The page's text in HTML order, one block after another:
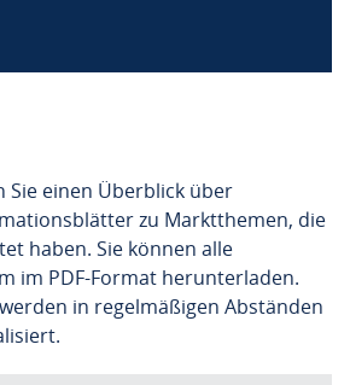
Sie einen Überblick über
zu Marktthemen, die
haben. Sie können alle
im PDF-Format herunterladen.
in regelmäßigen Abständen